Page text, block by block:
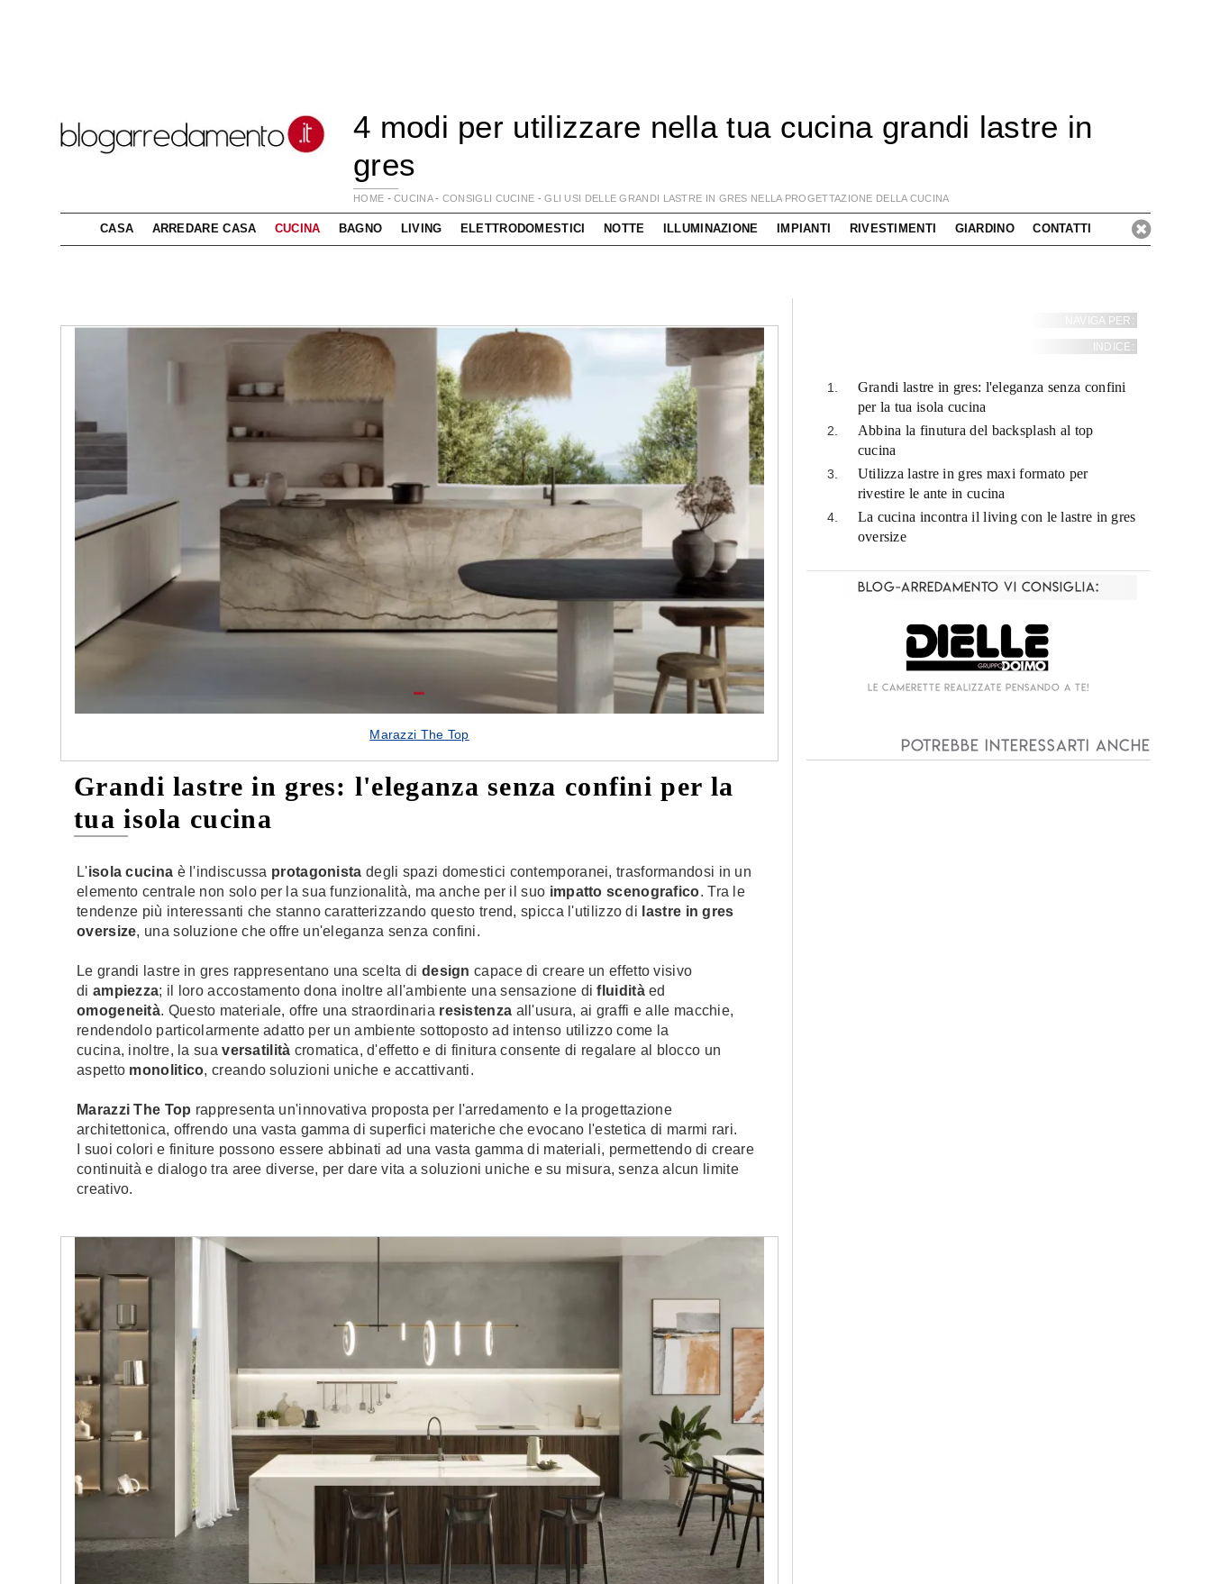
4 modi per utilizzare nella tua cucina grandi lastre in
gres
HOME -CUCINA- CONSIGLI CUCINE -GLI USI DELLE GRANDI LASTRE IN GRES NELLA PROGETTAZIONE DELLA CUCINA
CASA ARREDARE CASA CUCINA BAGNO LIVING ELETTRODOMESTICI NOTTE ILLUMINAZIONE IMPIANTI RIVESTIMENTI GIARDINO CONTATTI
Marazzi The Top
Grandi lastre in gres: l'eleganza senza confini per la
tua isola cucina
L'isola cucina è l'indiscussa protagonista degli spazi domestici contemporanei, trasformandosi in un
elemento centrale non solo per la sua funzionalità, ma anche per il suo impatto scenografico. Tra le
tendenze più interessanti che stanno caratterizzando questo trend, spicca l'utilizzo di lastre in gres
oversize, una soluzione che offre un'eleganza senza confini.
Le grandi lastre in gres rappresentano una scelta di designcapace di creare un effetto visivo
di ampiezza; il loro accostamento dona inoltre all'ambiente una sensazione difluiditàed
omogeneità. Questo materiale, offre una straordinaria resistenza all'usura, ai graffi e alle macchie,
rendendolo particolarmente adatto per un ambiente sottoposto ad intenso utilizzo come la
cucina, inoltre, la sua versatilità cromatica, d'effetto e di finitura consente di regalare al blocco un
aspetto monolitico, creando soluzioni uniche e accattivanti.
Marazzi The Top rappresenta un'innovativa proposta per l'arredamento e la progettazione
architettonica, offrendo una vasta gamma di superfici materiche che evocano l'estetica di marmi rari.
I suoi colori e finiture possono essere abbinati ad una vasta gamma di materiali, permettendo di creare
continuità e dialogo tra aree diverse, per dare vita a soluzioni uniche e su misura, senza alcun limite
creativo.
NAVIGA PER:
INDICE:
Grandi lastre in gres: l'eleganza senza confini
per la tua isola cucina
Abbina la finutura del backsplash al top
cucina
Utilizza lastre in gres maxi formato per
rivestire le ante in cucina
La cucina incontra il living con le lastre in gres
oversize
Blog-Arredamento vi consiglia:
Le camerette realizzate pensando a te!
Potrebbe interessarti anche